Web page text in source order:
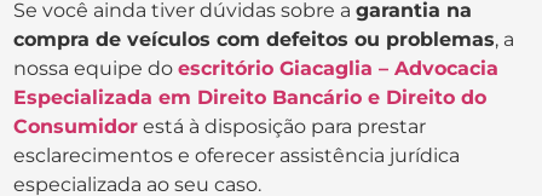
Se você ainda tiver dúvidas sobre agarantia na
compra de veículos com defeitos ou problemas, a
nossa equipe doescritório Giacaglia – Advocacia
Especializada em Direito Bancário e Direito do
Consumidor está à disposição para prestar
esclarecimentos e oferecer assistência jurídica
especializada ao seu caso.